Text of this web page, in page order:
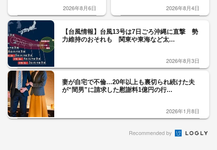
2026年8月6日 2026年8月4日
【台風情報】台風13号は7日ごろ沖縄に直撃 勢
力維持のおそれも 関東や東海など太...
2026年8月3日
妻が自宅で不倫…20年以上も裏切られ続けた夫
が“間男”に請求した慰謝料1億円の行...
2026年1月8日
Recommended by